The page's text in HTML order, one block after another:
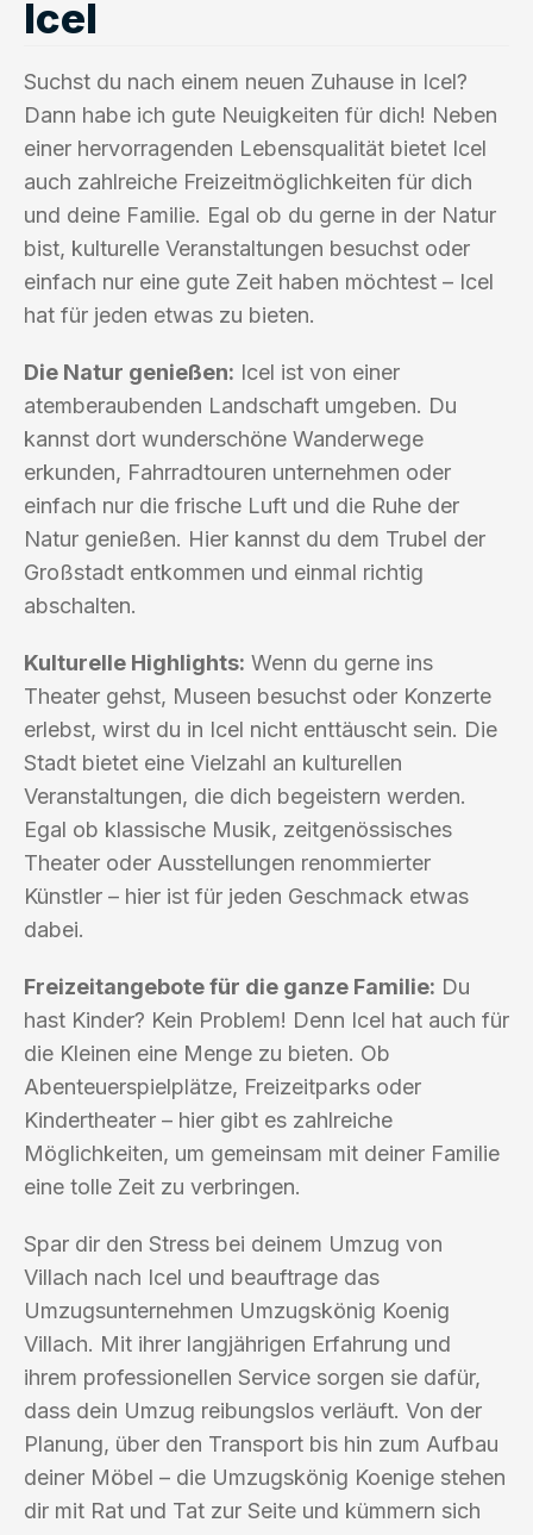
Icel
Suchst du nach einem neuen Zuhause in Icel?
Dann habe ich gute Neuigkeiten für dich! Neben
einer hervorragenden Lebensqualität bietet Icel
auch zahlreiche Freizeitmöglichkeiten für dich
und deine Familie. Egal ob du gerne in der Natur
bist, kulturelle Veranstaltungen besuchst oder
einfach nur eine gute Zeit haben möchtest – Icel
hat für jeden etwas zu bieten.
Die Natur genießen: Icel ist von einer
atemberaubenden Landschaft umgeben. Du
kannst dort wunderschöne Wanderwege
erkunden, Fahrradtouren unternehmen oder
einfach nur die frische Luft und die Ruhe der
Natur genießen. Hier kannst du dem Trubel der
Großstadt entkommen und einmal richtig
abschalten.
Kulturelle Highlights: Wenn du gerne ins
Theater gehst, Museen besuchst oder Konzerte
erlebst, wirst du in Icel nicht enttäuscht sein. Die
Stadt bietet eine Vielzahl an kulturellen
Veranstaltungen, die dich begeistern werden.
Egal ob klassische Musik, zeitgenössisches
Theater oder Ausstellungen renommierter
Künstler – hier ist für jeden Geschmack etwas
dabei.
Freizeitangebote für die ganze Familie: Du
hast Kinder? Kein Problem! Denn Icel hat auch für
die Kleinen eine Menge zu bieten. Ob
Abenteuerspielplätze, Freizeitparks oder
Kindertheater – hier gibt es zahlreiche
Möglichkeiten, um gemeinsam mit deiner Familie
eine tolle Zeit zu verbringen.
Spar dir den Stress bei deinem Umzug von
Villach nach Icel und beauftrage das
Umzugsunternehmen Umzugskönig Koenig
Villach. Mit ihrer langjährigen Erfahrung und
ihrem professionellen Service sorgen sie dafür,
dass dein Umzug reibungslos verläuft. Von der
Planung, über den Transport bis hin zum Aufbau
deiner Möbel – die Umzugskönig Koenige stehen
dir mit Rat und Tat zur Seite und kümmern sich